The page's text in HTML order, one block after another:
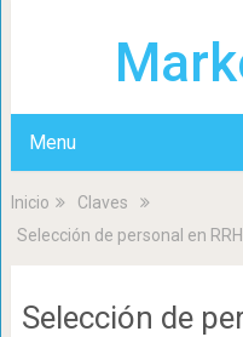
Menu
Inicio
Claves
Selección de personal en
Selección de